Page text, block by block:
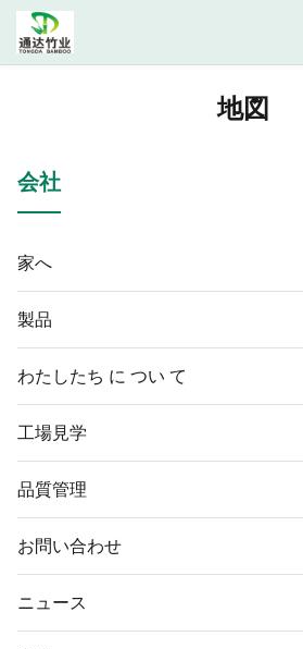
地図
会社
家へ
製品
わたしたち に つい て
工場見学
品質管理
お問い合わせ
ニュース